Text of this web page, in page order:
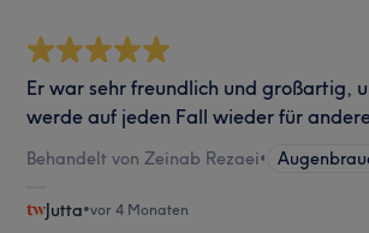
Er war sehr freundlich und großartig,
werde auf jeden Fall wieder für
Behandelt von Zeinab Rezaei•
Jutta•vor 4 Monaten